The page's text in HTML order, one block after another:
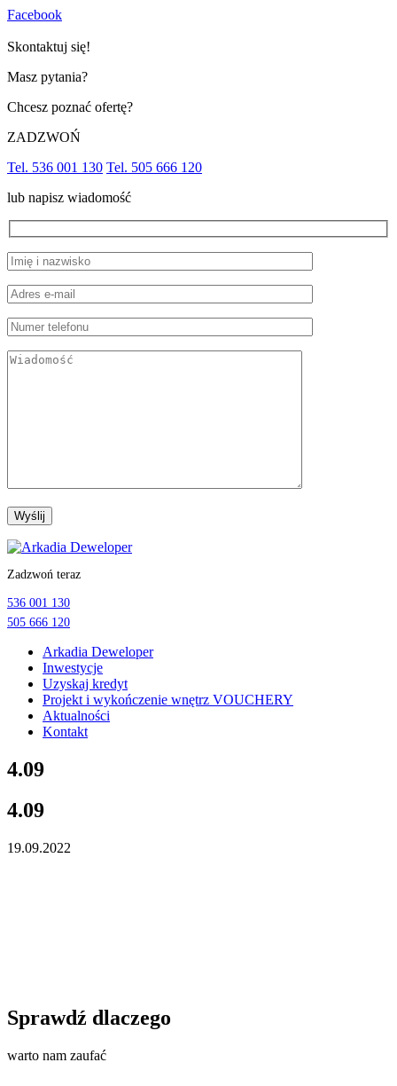
Facebook
Skontaktuj się!
Masz pytania?
Chcesz poznać ofertę?
ZADZWOŃ
Tel. 536 001 130 Tel. 505 666 120
lub napisz wiadomość
Przejdź
treści
Zadzwoń teraz
536 001 130
505 666 120
Arkadia Deweloper
Inwestycje
Uzyskaj kredyt
Projekt i wykończenie wnętrz VOUCHERY
Aktualności
Kontakt
4.09
4.09
19.09.2022
Sprawdź dlaczego
warto nam zaufać